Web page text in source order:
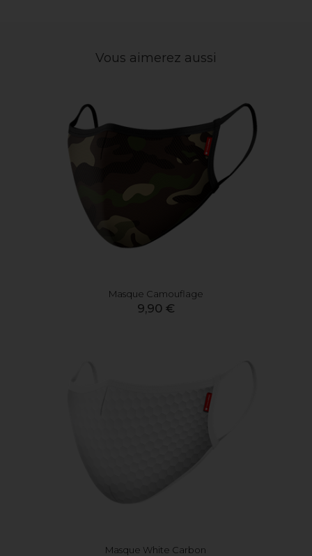
Vous aimerez aussi
Masque Camouflage
9,90 €
Masque White Carbon